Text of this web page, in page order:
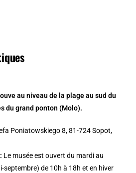
au niveau de la plage au sud du
du grand ponton (Molo).
Poniatowskiego 8, 81-724 Sopot,
Le musée est ouvert du mardi au
septembre) de 10h à 18h et en hiver